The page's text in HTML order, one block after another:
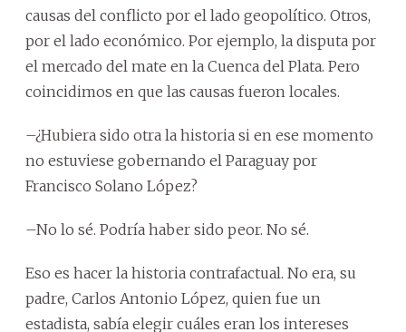
causas del conflicto por el lado geopolítico. Otros,
por el lado económico. Por ejemplo, la disputa por
el mercado del mate en la Cuenca del Plata. Pero
coincidimos en que las causas fueron locales.
–¿Hubiera sido otra la historia si en ese momento
no estuviese gobernando el Paraguay por
Francisco Solano López?
–No lo sé. Podría haber sido peor. No sé.
Eso es hacer la historia contrafactual. No era, su
padre, Carlos Antonio López, quien fue un
estadista, sabía elegir cuáles eran los intereses